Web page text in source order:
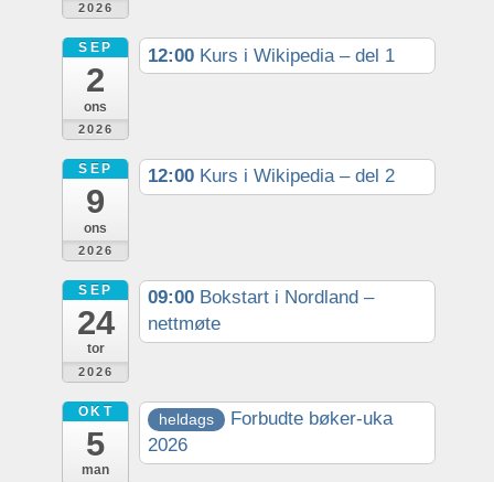
2026
SEP
2
ons
2026
12:00 Kurs i Wikipedia – del 1
SEP
9
ons
2026
12:00 Kurs i Wikipedia – del 2
SEP
24
tor
2026
09:00 Bokstart i Nordland –
nettmøte
OKT
5
man
heldags
Forbudte bøker-uka
2026